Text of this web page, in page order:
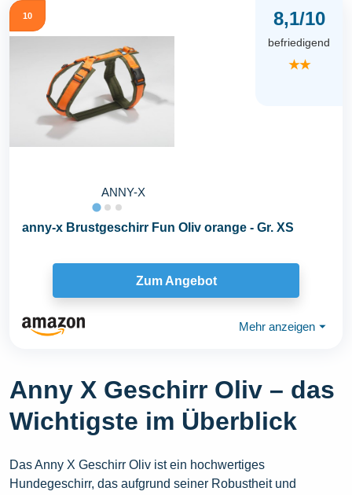
10
ANNY-X
8,1/10
befriedigend
★★
anny-x Brustgeschirr Fun Oliv orange - Gr. XS
Zum Angebot
Mehr anzeigen ⏷
Anny X Geschirr Oliv – das
Wichtigste im Überblick
Das Anny X Geschirr Oliv ist ein hochwertiges
Hundegeschirr, das aufgrund seiner Robustheit und